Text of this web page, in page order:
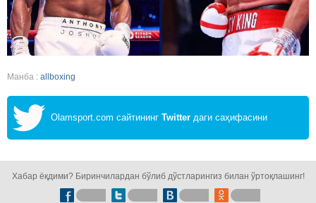
Манба : allboxing
Olamsport.com сайтининг Twitter даги саҳифасини
Хабар ёқдими? Биринчилардан бўлиб дўстларингиз билан ўртоқлашинг!